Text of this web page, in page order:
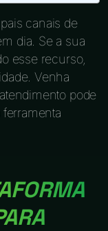
canais de
dia. Se a sua
esse recurso,
Venha
pode